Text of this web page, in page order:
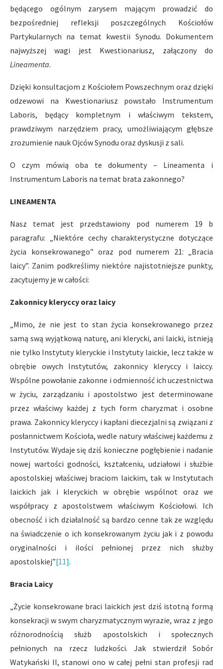
będącego ogólnym zarysem mającym prowadzić do
bezpośredniej refleksji poszczególnych Kościołów
Partykularnych na temat kwestii Synodu. Dokumentem
najwyższej wagi jest Kwestionariusz, załączony do
Lineamenta.
Dzięki konsultacjom z Kościołem Powszechnym oraz dzięki
odzewowi na Kwestionariusz powstało Instrumentum
Laboris, będący kompletnym i właściwym tekstem,
prawdziwym narzędziem pracy, umożliwiającym głębsze
zrozumienie nauk Ojców Synodu oraz dyskusji z sali.
O czym mówią oba te dokumenty – Lineamenta i
Instrumentum Laboris na temat brata zakonnego?
LINEAMENTA
Nasz temat jest przedstawiony pod numerem 19 b
paragrafu: „Niektóre cechy charakterystyczne dotyczące
życia konsekrowanego” oraz pod numerem 21: „Bracia
laicy”. Zanim podkreślimy niektóre najistotniejsze punkty,
zacytujemy je w całości:
Zakonnicy kleryccy oraz laicy
„Mimo, że nie jest to stan życia konsekrowanego przez
samą swą wyjątkową naturę, ani klerycki, ani laicki, istnieją
nie tylko Instytuty kleryckie i Instytuty laickie, lecz także w
obrębie owych Instytutów, zakonnicy kleryccy i laiccy.
Wspólne powołanie zakonne i odmienność ich uczestnictwa
w życiu, zarządzaniu i apostolstwo jest determinowane
przez właściwy każdej z tych form charyzmat i osobne
prawa. Zakonnicy kleryccy i kapłani diecezjalni są związani z
posłannictwem Kościoła, wedle natury właściwej każdemu z
Instytutów. Wydaje się dziś konieczne pogłębienie i nadanie
nowej wartości godności, kształceniu, udziałowi i służbie
apostolskiej właściwej braciom laickim, tak w Instytutach
laickich jak i kleryckich w obrębie wspólnot oraz we
współpracy z apostolstwem właściwym Kościołowi. Ich
obecność i ich działalność są bardzo cenne tak ze względu
na świadczenie o ich konsekrowanym życiu jak i z powodu
oryginalności i ilości pełnionej przez nich służby
apostolskiej”[11].
Bracia Laicy
„Życie konsekrowane braci laickich jest dziś istotną formą
konsekracji w swym charyzmatycznym wyrazie, wraz z jego
różnorodnością służb apostolskich i społecznych
pełnionych na rzecz ludzkości. Jak stwierdził Sobór
Watykański II, stanowi ono w całej pełni stan profesji rad